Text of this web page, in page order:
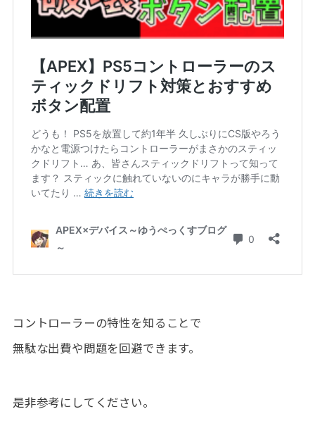
コントローラーの特性を知ることで
無駄な出費や問題を回避できます。
是非参考にしてください。